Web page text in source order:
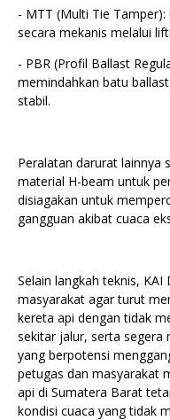
- MTT (Multi Tie
secara mekanis melalui
- ⁠PBR (Profil Ballast
memindahkan batu
stabil.
Peralatan darurat lainnya
material H-beam untuk
disiagakan untuk
gangguan akibat cuaca
Selain langkah teknis,
masyarakat agar turut
kereta api dengan tidak
sekitar jalur, serta segera
yang berpotensi
petugas dan masyarakat
api di Sumatera Barat
kondisi cuaca yang tidak